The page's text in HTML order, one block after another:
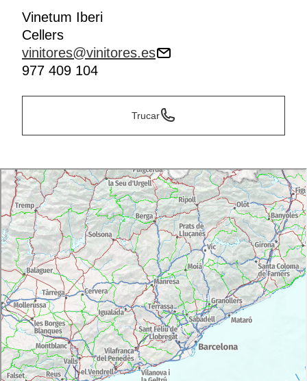
Vinetum Iberi
Cellers
vinitores@vinitores.es
977 409 104
Trucar